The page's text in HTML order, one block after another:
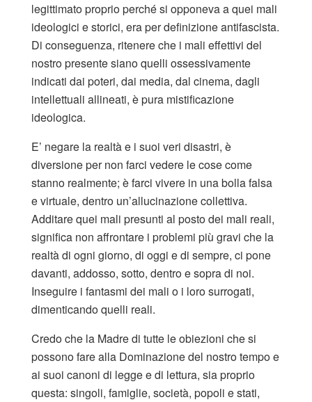
legittimato proprio perché si opponeva a quei mali
ideologici e storici, era per definizione antifascista.
Di conseguenza, ritenere che i mali effettivi del
nostro presente siano quelli ossessivamente
indicati dai poteri, dai media, dal cinema, dagli
intellettuali allineati, è pura mistificazione
ideologica.
E’ negare la realtà e i suoi veri disastri, è
diversione per non farci vedere le cose come
stanno realmente; è farci vivere in una bolla falsa
e virtuale, dentro un’allucinazione collettiva.
Additare quei mali presunti al posto dei mali reali,
significa non affrontare i problemi più gravi che la
realtà di ogni giorno, di oggi e di sempre, ci pone
davanti, addosso, sotto, dentro e sopra di noi.
Inseguire i fantasmi dei mali o i loro surrogati,
dimenticando quelli reali.
Credo che la Madre di tutte le obiezioni che si
possono fare alla Dominazione del nostro tempo e
ai suoi canoni di legge e di lettura, sia proprio
questa: singoli, famiglie, società, popoli e stati,